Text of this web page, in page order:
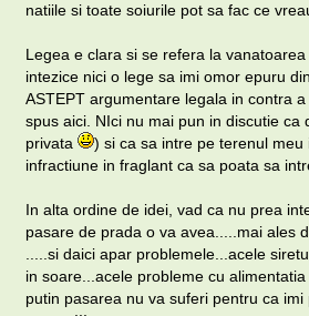
natiile si toate soiurile pot sa fac ce
Legea e clara si se refera la
intezice nici o lege sa imi omor epuru
ASTEPT argumentare legala in contra
spus aici. NIci nu mai pun in discutie
privata
) si ca sa intre pe terenul
infractiune in fraglant ca sa poata sa
In alta ordine de idei, vad ca nu prea
pasare de prada o va avea.....mai ales
.....si daici apar problemele...acele
in soare...acele probleme cu
putin pasarea nu va suferi pentru ca